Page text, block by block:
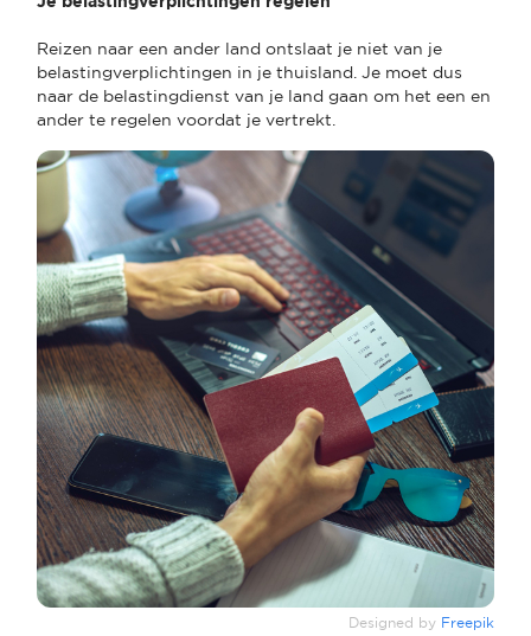
Reizen naar een ander land ontslaat je niet van je
belastingverplichtingen in je thuisland. Je moet dus
naar de belastingdienst van je land gaan om het een en
ander te regelen voordat je vertrekt.
Designed by Freepik